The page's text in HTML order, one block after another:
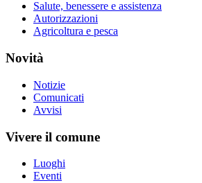
Salute, benessere e assistenza
Autorizzazioni
Agricoltura e pesca
Novità
Notizie
Comunicati
Avvisi
Vivere il comune
Luoghi
Eventi